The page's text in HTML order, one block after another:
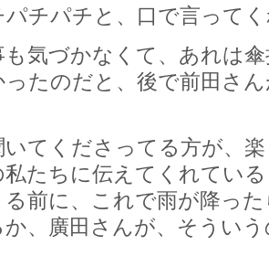
チパチと、口で言って
気づかなくて、あれは
たのだと、後で前田さ
てくださってる方が、
たちに伝えてくれてい
る前に、これで雨が降っ
、廣田さんが、そうい